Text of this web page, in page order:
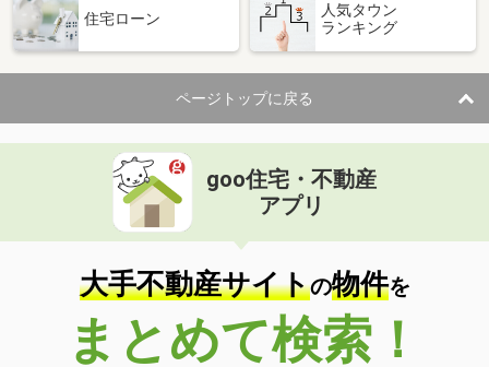
住宅ローン
人気タウン
ランキング
ページトップに戻る
goo住宅・不動産
アプリ
大手不動産サイトの物件を
まとめて検索！